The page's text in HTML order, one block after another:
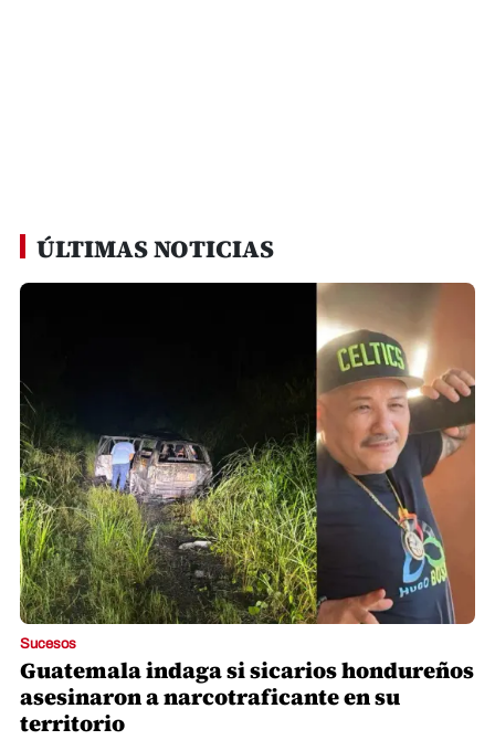
ÚLTIMAS NOTICIAS
Sucesos
Guatemala indaga si sicarios hondureños
asesinaron a narcotraficante en su
territorio